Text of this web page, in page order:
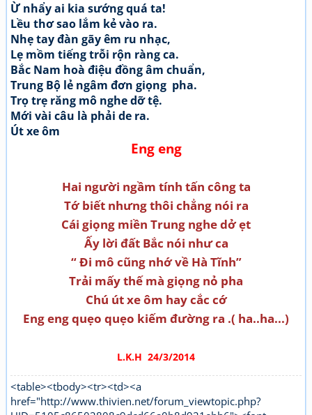
Ừ nhẩy ai kia sướng quá ta!
Lều thơ sao lắm kẻ vào ra.
Nhẹ tay đàn gãy êm ru nhạc,
Lẹ mồm tiếng trỗi rộn ràng ca.
Bắc Nam hoà điệu đồng âm chuẩn,
Trung Bộ lẻ ngâm đơn giọng pha.
Trọ trẹ răng mô nghe dỡ tệ.
Mới vài câu là phải de ra.
Út xe ôm
Eng eng
Hai ng­ười ngầm tính tấn công ta
Tớ biết nh­ưng thôi chẳng nói ra
Cái giọng miền Trung nghe dở ẹt
Ấy lời đất Bắc nói nh­ư ca
“ Đi mô cũng nhớ về Hà Tĩnh”
Trải mấy thế mà giọng nỏ pha
Chú út xe ôm hay cắc cớ
Eng eng quẹo quẹo kiếm đường ra .( ha..ha...)
L.K.H 24/3/2014
<table><tbody><tr><td><a
href="http://www.thivien.net/forum_viewtopic.php?